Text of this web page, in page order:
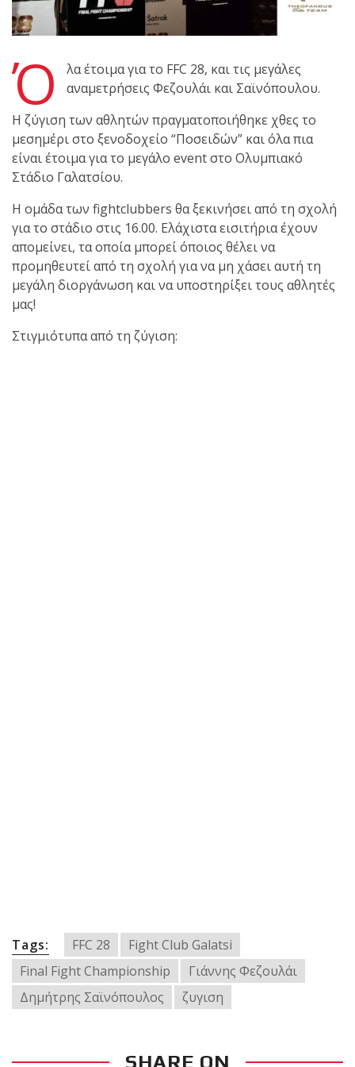
Ιωάννη
Θεοφάνους
με την υποστήριξη της
Sejoy Hellas.
Οι αθλητές
του Fight
Club Galatsi
ολοκλήρωσαν με επιτυχία
τις καλοκαιρινές
εξετάσεις έγχρωμων
ζωνών!
επιτυχία
Ό
λα έτοιμα για το FFC 28, και τις μεγάλες
αναμετρήσεις Φεζουλάι και Σαϊνόπουλου.
Η ζύγιση των αθλητών πραγματοποιήθηκε χθες το
μεσημέρι στο ξενοδοχείο “Ποσειδών” και όλα πια
είναι έτοιμα για το μεγάλο event στο Ολυμπιακό
Στάδιο Γαλατσίου.
Η ομάδα των fightclubbers θα ξεκινήσει από τη σχολή
για το στάδιο στις 16.00. Ελάχιστα εισιτήρια έχουν
απομείνει, τα οποία μπορεί όποιος θέλει να
προμηθευτεί από τη σχολή για να μη χάσει αυτή τη
μεγάλη διοργάνωση και να υποστηρίξει τους αθλητές
μας!
Στιγμιότυπα από τη ζύγιση:
Tags: FFC 28
Fight Club Galatsi
Final Fight Championship
Γιάννης Φεζουλάι
Δημήτρης Σαϊνόπουλος
ζυγιση
SHARE ON